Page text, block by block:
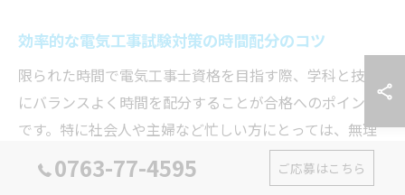
効率的な電気工事試験対策の時間配分のコツ
限られた時間で電気工事士資格を目指す際、学科と技能
にバランスよく時間を配分することが合格へのポイント
です。特に社会人や主婦など忙しい方にとっては、無理
のない学習計画が成功の鍵となります。
0763-77-4595 ご応募はこちら